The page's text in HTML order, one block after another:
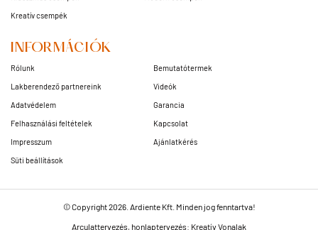
Kreatív csempék
INFORMÁCIÓK
Rólunk
Bemutatótermek
Lakberendező partnereink
Videók
Adatvédelem
Garancia
Felhasználási feltételek
Kapcsolat
Impresszum
Ajánlatkérés
Süti beállítások
© Copyright 2026. Ardiente Kft. Minden jog fenntartva!
Arculattervezés, honlaptervezés: Kreatív Vonalak